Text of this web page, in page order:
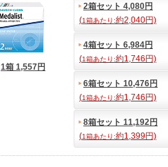
1箱 1,557円
2箱セット 4,080円
(1箱あたり:約2,040円)
4箱セット 6,984円
(1箱あたり:約1,746円)
6箱セット 10,476円
(1箱あたり:約1,746円)
8箱セット 11,192円
(1箱あたり:約1,399円)